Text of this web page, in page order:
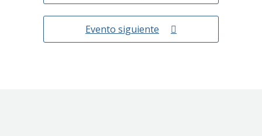
Evento siguiente